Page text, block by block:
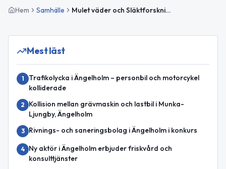
Hem Samhälle Mulet väder och Släktforskningens dag i Ängelholm
Mest läst
1
Trafikolycka i Ängelholm – personbil och motorcykel
kolliderade
2
Kollision mellan grävmaskin och lastbil i Munka-
Ljungby, Ängelholm
3 Rivnings- och saneringsbolag i Ängelholm i konkurs
4
Ny aktör i Ängelholm erbjuder friskvård och
konsulttjänster